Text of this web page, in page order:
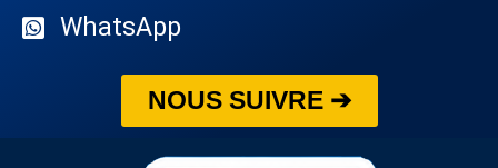
WhatsApp
NOUS SUIVRE ➔